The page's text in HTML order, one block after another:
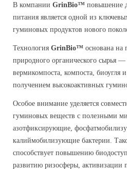
В компании GrinBio™ повышение
питания является одной из
гуминовых продуктов нового
Технология GrinBio™ основана на
природного органического сырья —
вермикомпоста, компоста, биоугля
получением высокоактивных
Особое внимание уделяется
гуминовых веществ с полезными
азотфиксирующие,
калиймобилизующие бактерии.
способствует повышению
развитию ризосферы, активизации